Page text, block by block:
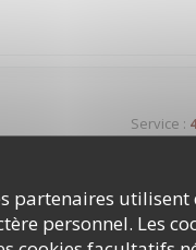
partenaires
personnel. Les
Service : 4
Service:4